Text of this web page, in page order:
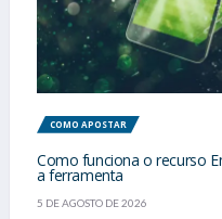
COMO APOSTAR
Como funciona o recurso
a ferramenta
5 DE AGOSTO DE 2026